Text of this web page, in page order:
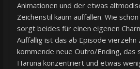
Animationen und der etwas
Zeichenstil kaum auffallen. Wie
sorgt beides für einen eigenen
Auffällig ist das ab Episode vierzehn
kommende neue Outro/Ending, das
Haruna konzentriert und etwas